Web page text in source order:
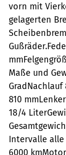
vorn mit
gelagerten
Maße und
GradNachlauf
810
18/4
Intervalle alle
6000